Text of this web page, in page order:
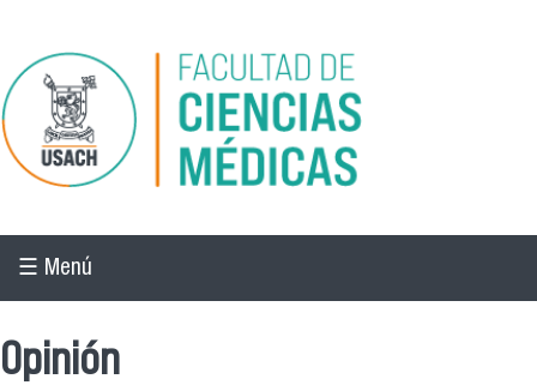
Pasar al contenido principal
☰ Menú
Opinión